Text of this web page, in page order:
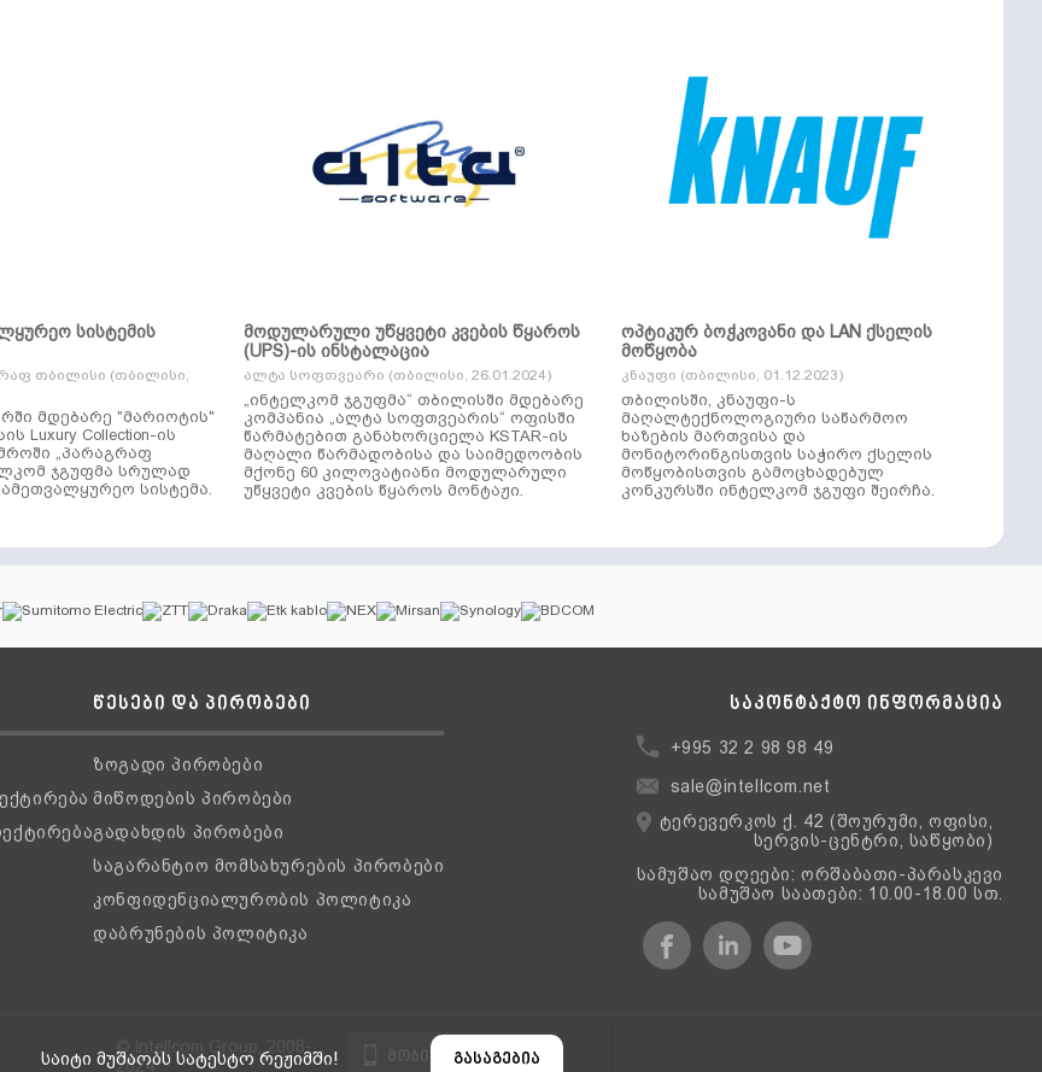
სისტემის
თბილისი (თბილისი,
მდებარე "მარიოტის"
Luxury Collection-ის
„პარაგრაფ
ჯგუფმა სრულად
სისტემა.
მოდულარული უწყვეტი კვების წყაროს
(UPS)-ის ინსტალაცია
ალტა სოფთვეარი (თბილისი, 26.01.2024)
„ინტელკომ ჯგუფმა“ თბილისში მდებარე
კომპანია „ალტა სოფთვეარის“ ოფისში
წარმატებით განახორციელა KSTAR-ის
მაღალი წარმადობისა და საიმედოობის
მქონე 60 კილოვატიანი მოდულარული
უწყვეტი კვების წყაროს მონტაჟი.
ოპტიკურ ბოჭკოვანი და LAN ქსელის
მოწყობა
კნაუფი (თბილისი, 01.12.2023)
თბილისში, კნაუფი-ს
მაღალტექნოლოგიური საწარმოო
ხაზების მართვისა და
მონიტორინგისთვის საჭირო ქსელის
მოწყობისთვის გამოცხადებულ
კონკურსში ინტელკომ ჯგუფი შეირჩა.
წესები და პირობები
ზოგადი პირობები
მიწოდების პირობები
გადახდის პირობები
საგარანტიო მომსახურების პირობები
კონფიდენციალურობის პოლიტიკა
დაბრუნების პოლიტიკა
საკონტაქტო ინფორმაცია
+995 32 2 98 98 49
sale@intellcom.net
ტერევერკოს ქ. 42 (შოურუმი, ოფისი,
სერვის-ცენტრი, საწყობი)
სამუშაო დღეები: ორშაბათი-პარასკევი
სამუშაო საათები: 10.00-18.00 სთ.
2024
მობილური ვერსია
საიტი მუშაობს სატესტო რეჟიმში! გასაგებია